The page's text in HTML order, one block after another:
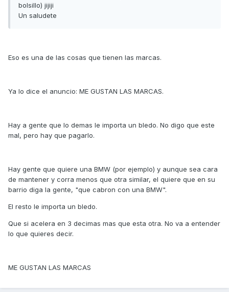
bolsillo) jijiji
Un saludete
Eso es una de las cosas que tienen las marcas.
Ya lo dice el anuncio: ME GUSTAN LAS MARCAS.
Hay a gente que lo demas le importa un bledo. No digo que este
mal, pero hay que pagarlo.
Hay gente que quiere una BMW (por ejemplo) y aunque sea cara
de mantener y corra menos que otra similar, el quiere que en su
barrio diga la gente, "que cabron con una BMW".
El resto le importa un bledo.
Que si acelera en 3 decimas mas que esta otra. No va a entender
lo que quieres decir.
ME GUSTAN LAS MARCAS